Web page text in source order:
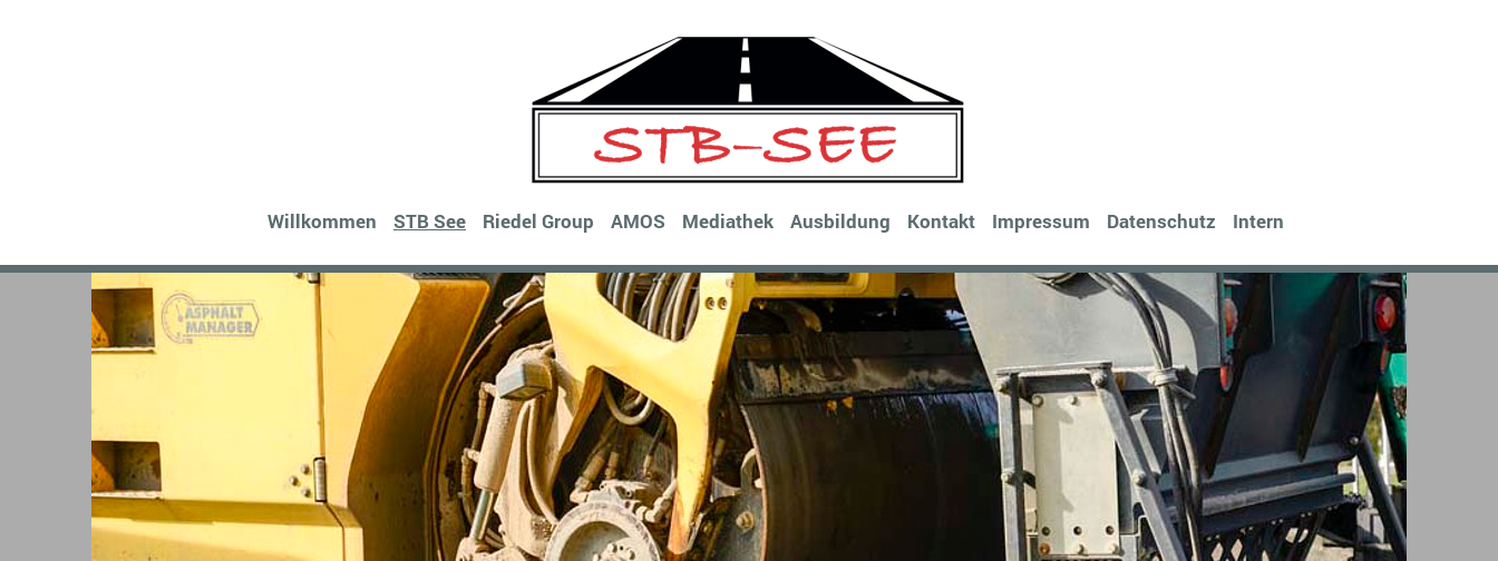
Willkommen STB See Riedel Group AMOS Mediathek Ausbildung Kontakt Impressum Datenschutz Intern